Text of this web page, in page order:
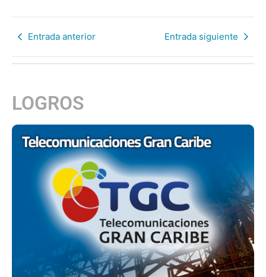
Entrada anterior Entrada siguiente
LOGROS